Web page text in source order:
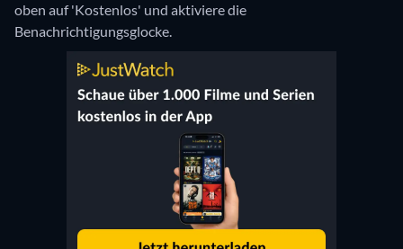
oben auf 'Kostenlos' und aktiviere die
Benachrichtigungsglocke.